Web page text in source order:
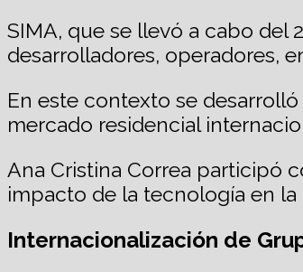
SIMA, que se llevó a cabo del
desarrolladores, operadores,
En este contexto se
mercado residencial
Ana Cristina Correa participó
impacto de la tecnología en
Internacionalización de